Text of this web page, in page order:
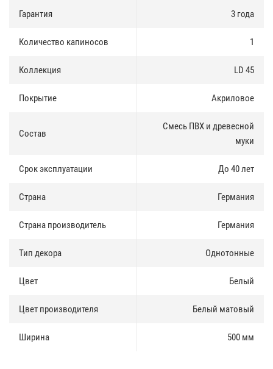
Покрытие ELESGO
основе акриловых смол Elesgo-Plus on top. Такая поверхность при
нечувствительна к свету и солнечным лучам (ультрафиолету). Со
изменение цвета.
Ламинат Elesgo-Plus on top соединяется с основой подоконника
высококачественным клей-расплавом KLEIBERIT. Который
обладает очень высокой начальной прочностью, устойчивостью
водостойкостью. Обеспечивает очень прочное сцепление
подоконника Möller.
Гарантия 3 года
Количество капиносов 1
Коллекция LD 45
Покрытие Акриловое
Состав
Смесь ПВХ и древесной
муки
Срок эксплуатации До 40 лет
Страна Германия
Страна производитель Германия
Тип декора Однотонные
Цвет Белый
Цвет производителя Белый матовый
Ширина 500 мм